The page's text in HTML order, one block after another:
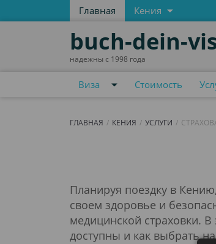
Главная Кения
buch-dein-
надежны с 1998 года
Виза Стоимость
ГЛАВНАЯ КЕНИЯ УСЛУГИ
Страхование
Планируя поездку в
своем здоровье и
медицинской страховки.
доступны и как выбрать